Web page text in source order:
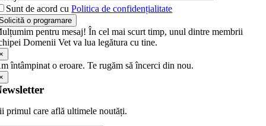
Sunt de acord cuPolitica de confidențialitate
o programare
pentru mesaj! În cel mai scurt timp, unul dintre membrii
Domenii Vet va lua legătura cu tine.
întâmpinat o eroare. Te rugăm să încerci din nou.
primul care află ultimele noutăți.